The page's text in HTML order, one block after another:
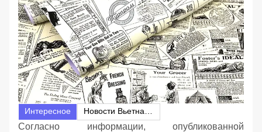
Интересное
Согласно информации, опубликованной